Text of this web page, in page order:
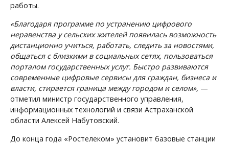
работы.
«Благодаря программе по устранению цифрового
неравенства у сельских жителей появилась возможность
дистанционно учиться, работать, следить за новостями,
общаться с близкими в социальных сетях, пользоваться
порталом государственных услуг. Быстро развиваются
современные цифровые сервисы для граждан, бизнеса и
власти, стирается граница между городом и селом», —
отметил министр государственного управления,
информационных технологий и связи Астраханской
области Алексей Набутовский.
До конца года «Ростелеком» установит базовые станции